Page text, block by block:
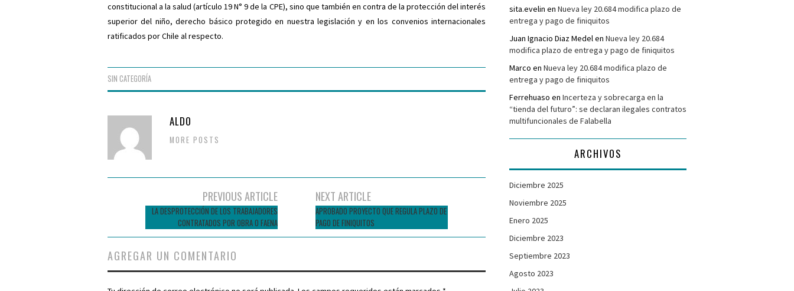
constitucional a la salud (artículo 19 N° 9 de la CPE), sino que también en contra de la protección del interés
superior del niño, derecho básico protegido en nuestra legislación y en los convenios internacionales
ratificados por Chile al respecto.
SIN CATEGORÍA
ALDO
MORE POSTS
entradas
PREVIOUS ARTICLE
LA DESPROTECCIÓN DE LOS TRABAJADORES
CONTRATADOS POR OBRA O FAENA
NEXT ARTICLE
APROBADO PROYECTO QUE REGULA PLAZO DE
PAGO DE FINIQUITOS
AGREGAR UN COMENTARIO
sita.evelin en Nueva ley 20.684 modifica plazo de
entrega y pago de finiquitos
Juan Ignacio Diaz Medelen Nueva ley 20.684
modifica plazo de entrega y pago de finiquitos
Marco en Nueva ley 20.684 modifica plazo de
entrega y pago de finiquitos
Ferrehuaso en Incerteza y sobrecarga en la
“tienda del futuro”: se declaran ilegales contratos
multifuncionales de Falabella
ARCHIVOS
Diciembre 2025
Noviembre 2025
Enero 2025
Diciembre 2023
Septiembre 2023
Agosto 2023